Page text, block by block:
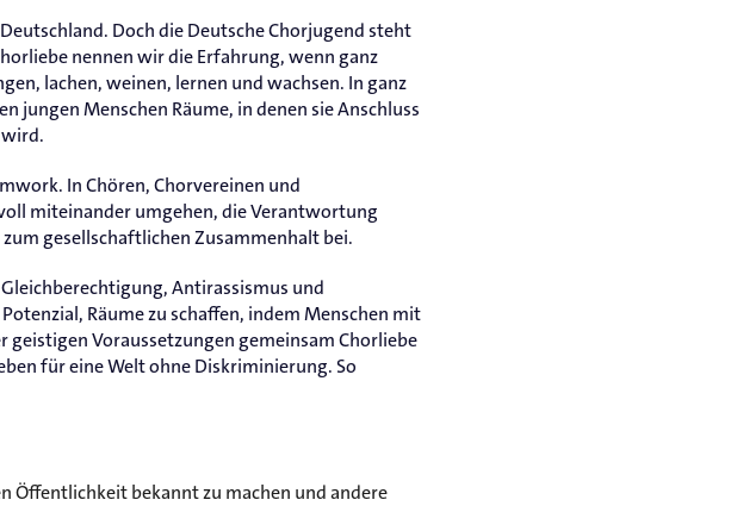
Doch die Deutsche Chorjugend steht
nennen wir die Erfahrung, wenn ganz
lachen, weinen, lernen und wachsen. In ganz
jungen Menschen Räume, in denen sie Anschluss
In Chören, Chorvereinen und
miteinander umgehen, die Verantwortung
gesellschaftlichen Zusammenhalt bei.
Antirassismus und
Räume zu schaffen, indem Menschen mit
Voraussetzungen gemeinsam Chorliebe
für eine Welt ohne Diskriminierung. So
Öffentlichkeit bekannt zu machen und andere